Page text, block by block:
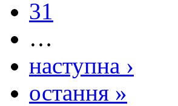
31
…
наступна ›
остання »